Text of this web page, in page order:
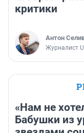
критики
Антон
Журналист
«Нам не
Бабушки из